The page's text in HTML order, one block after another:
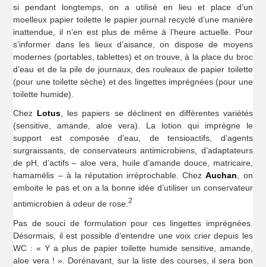
si pendant longtemps, on a utilisé en lieu et place d’un
moelleux papier toilette le papier journal recyclé d’une manière
inattendue, il n’en est plus de même à l’heure actuelle. Pour
s’informer dans les lieux d’aisance, on dispose de moyens
modernes (portables, tablettes) et on trouve, à la place du broc
d’eau et de la pile de journaux, des rouleaux de papier toilette
(pour une toilette sèche) et des lingettes imprégnées (pour une
toilette humide).
Chez Lotus, les papiers se déclinent en différentes variétés
(sensitive, amande, aloe vera). La lotion qui imprègne le
support est composée d’eau, de tensioactifs, d’agents
surgraissants, de conservateurs antimicrobiens, d’adaptateurs
de pH, d’actifs – aloe vera, huile d’amande douce, matricaire,
hamamélis – à la réputation irréprochable. ChezAuchan, on
emboite le pas et on a la bonne idée d’utiliser un conservateur
antimicrobien à odeur de rose.2
Pas de souci de formulation pour ces lingettes imprégnées.
Désormais, il est possible d’entendre une voix crier depuis les
WC : « Y a plus de papier toilette humide sensitive, amande,
aloe vera ! ». Dorénavant, sur la liste des courses, il sera bon